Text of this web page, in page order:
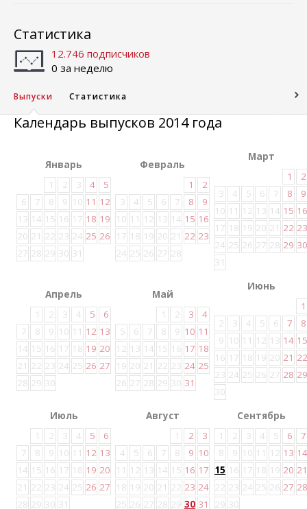
Статистика
12.746 подписчиков
0 за неделю
Выпуски Статистика
Календарь выпусков 2014 года
Январь
1
2 3 4
5
6
7 8 9 10 11 12
13 14 15 16 17 18 19
20 21 22 23 24 25 26
27 28 29 30 31
Февраль
1
2
3
4 5 6 7 8
9
10 11 12 13 14 15 16
17 18 19 20 21 22 23
24 25 26 27 28
Март
1
2
3
4 5 6 7 8
9
10 11 12 13 14 15 16
17 18 19 20 21 22 23
24 25 26 27 28 29 30
31
Апрель
1
2 3 4 5
6
7
8 9 10 11 12 13
14 15 16 17 18 19 20
21 22 23 24 25 26 27
28 29 30
Май
1
2 3
4
5
6 7 8 9 10 11
12 13 14 15 16 17 18
19 20 21 22 23 24 25
26 27 28 29 30 31
Июнь
1
2
3 4 5 6 7
8
9 10 11 12 13 14 15
16 17 18 19 20 21 22
23 24 25 26 27 28 29
30
Июль
1
2 3 4 5
6
7
8 9 10 11 12 13
14 15 16 17 18 19 20
21 22 23 24 25 26 27
28 29 30 31
Август
1
2
3
4
5 6 7 8 9 10
11 12 13 14 15 16 17
18 19 20 21 22 23 24
25 26 27 28 29 30 31
Сентябрь
1
2 3 4 5 6
7
8
9 10 11 12 13 14
15 16 17 18 19 20 21
22 23 24 25 26 27 28
29 30